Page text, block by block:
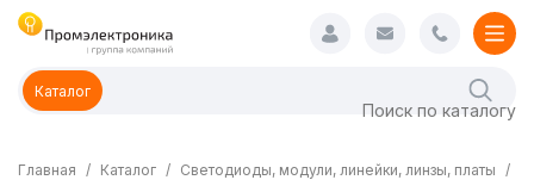
Каталог
Главная Каталог
Светодиоды, модули, линейки, линзы, платы